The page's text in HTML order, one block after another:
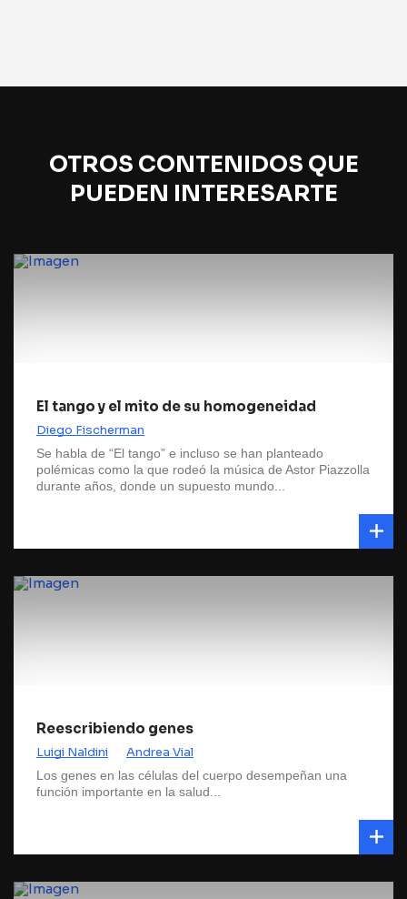
OTROS CONTENIDOS QUE
PUEDEN INTERESARTE
El tango y el mito de su homogeneidad
Diego Fischerman
Se habla de “El tango” e incluso se han planteado
polémicas como la que rodeó la música de Astor Piazzolla
durante años, donde un supuesto mundo...
Reescribiendo genes
Luigi Naldini Andrea Vial
Los genes en las células del cuerpo desempeñan una
función importante en la salud...